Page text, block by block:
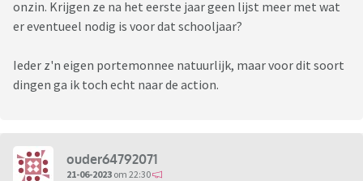
onzin. Krijgen ze na het eerste jaar geen lijst meer met wat
er eventueel nodig is voor dat schooljaar?
Ieder z'n eigen portemonnee natuurlijk, maar voor dit soort
dingen ga ik toch echt naar de action.
ouder64792071
21-06-2023 om 22:30